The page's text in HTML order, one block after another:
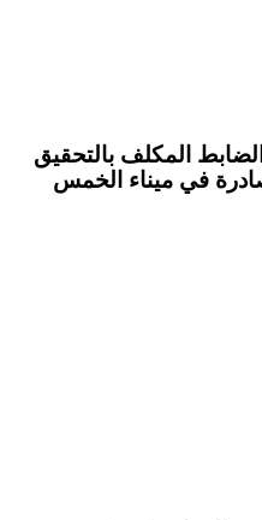
المكلف بالتحقيق
في ميناء الخمس